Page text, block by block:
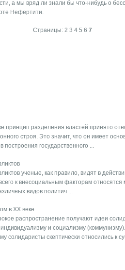
а мы вряд ли знали бы что-нибудь о
Нефертити.
Страницы: 2 3 4 5 6 7
принцип разделения влас­тей принято
строя. Это значит, что он имеет
го­сударственного ...
ученые, как правило, видят в
к внесоциальным факторам
видов политич ...
в ХХ веке
распространение получают идеи
и социализму
солидаристы скептически относились к